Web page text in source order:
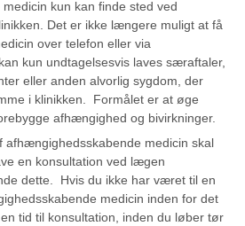
kun kan finde sted ved
Det er ikke længere muligt at få
over telefon eller via
kun undtagelsesvis laves særaftaler,
eller anden alvorlig sygdom, der
i klinikken. Formålet er at øge
afhængighed og bivirkninger.
afhængighedsskabende medicin skal
en konsultation ved lægen
dette. Hvis du ikke har været til en
medicin inden for det
tid til konsultation, inden du løber tør